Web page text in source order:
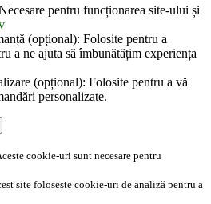
pentru funcționarea site-ului și
(opțional): Folosite pentru a
a ne ajuta să îmbunătățim experiența
(opțional): Folosite pentru a vă
personalizate.
cookie-uri sunt necesare pentru
site folosește cookie-uri de analiză pentru a